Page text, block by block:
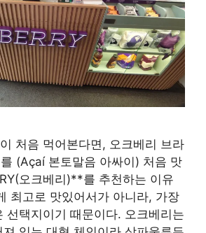
처음 먹어본다면, 오크베리 브라
(Açaí 본토말음 아싸이) 처음 맛
오크베리)**를 추천하는 이유
최고로 맛있어서가 아니라, 가장
선택지이기 때문이다. 오크베리는